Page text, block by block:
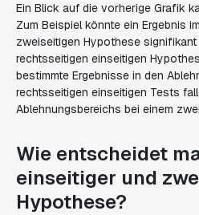
Ein Blick auf die vorherige Grafik
Zum Beispiel könnte ein Ergebnis
zweiseitigen Hypothese
rechtsseitigen einseitigen
bestimmte Ergebnisse in den
rechtsseitigen einseitigen Tests
Ablehnungsbereichs bei einem
Wie entscheidet
einseitiger und
Hypothese?